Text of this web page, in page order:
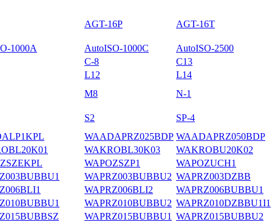
AGT-16P AGT-16T
1000A AutoISO-1000C
AutoISO-2500
C-8
C13
L12
L14
M8 N-1
S2
SP-4
WAADAPRZ025BDP WAADAPRZ050BDP
WAKROBL30K03
WAKROBU20K02
WAPOZSZP1
WAPOZUCH1
WAPRZ003BUBBU2 WAPRZ003DZBB
WAPRZ006BLI2
WAPRZ006BUBBU1
WAPRZ010BUBBU2 WAPRZ010DZBBU1I1
WAPRZ015BUBBU1 WAPRZ015BUBBU2